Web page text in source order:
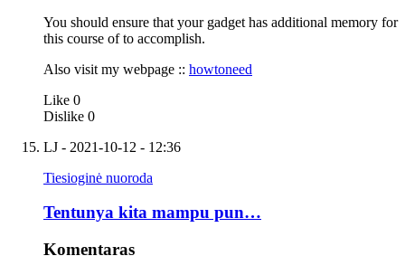
You should ensure that your gadget has additional memory for
this course of to accomplish.
Also visit my webpage :: howtoneed
Like 0
Dislike 0
LJ - 2021-10-12 - 12:36
Tiesioginė nuoroda
Tentunya kita mampu pun…
Komentaras